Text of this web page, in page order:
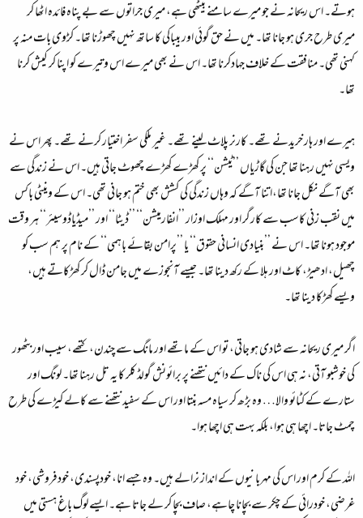
ہوتے۔ اس ریحانہ نے جو میرے سامنے بیٹھی ہے، میری جراتوں سے بے پناہ فائدہ اٹھا کر
میری طرح جری ہو جانا تھا۔ میں نے حق گوئی اور بیباکی کا ساتھ نہیں چھوڑنا تھا۔ کڑوی بات منہ پر
کہنی تھی۔ منافقت کے خلاف جہادکرنا تھا۔ اس نے بھی میرے اس وتیرے کو اپنا کر کیش کرنا
تھا۔
ہیرے اور ہار خریدنے تھے۔ کارنر پلاٹ لینے تھے۔ غیر ملکی سفر اختیار کرنے تھے۔ پھر اس نے
ویسی نہیں رہنا تھا جن کی گاڑیاں ’’ٹیشن‘‘ پر کھڑے کھڑے چھوٹ جاتی ہیں۔ اس نے زندگی سے
بھی آگے نکل جانا تھا،اتنا آگے کہ وہاں زندگی کی کشش بھی ختم ہو جانی تھی۔ اس کے وینٹی باکس
میں نقب زنی کاسب سے کارگر اور مہلک اوزار ’’انفارمیشن‘‘ ’’ڈیٹا‘‘ اور ’’میڈیاڈوسیئر‘‘ ہر وقت
موجود ہونا تھا۔ اس نے ’’بنیادی انسانی حقوق‘‘ یا ’’پرامن بقائے باہمی‘‘ کے نام پر ہم سب کو
چھیل، ادھیڑ، کاٹ اور ہلا کے رکھ دینا تھا۔ جیسے آنجوزے میں جامن ڈال کر کھڑکاتے ہیں،
ویسے کھڑکا دینا تھا۔
اگر میری ریحانہ سے شادی ہو جاتی، تو اس کے ماتھے اور مانگ سے چندن، کتھے، سیب اوربٹھور
کی خوشبو آتی، نہ ہی اس کی ناک کے دائیں نتھنے پر برائونش گولڈ کلر کا یہ تل رہنا تھا۔ لونگ اور
ستارے کے کٹائو والا… وہ بڑھ کر سیاہ مسہ بنتا اور اس کے سفید نتھنے سے کالے کیڑے کی طرح
چمٹ جاتا۔ اچھا ہی ہوا، بلکہ بہت ہی اچھا ہوا۔
اللہ کے کرم اور اس کی مہربانیوں کے انداز نرالے ہیں۔ وہ جسے انا، خودپسندی، خودفروشی، خود
غرضی، خودرائی کے چکر سے بچانا چاہے، صاف بچا کر لے جاتا ہے۔ ایسے لوگ باغ ہستی میں